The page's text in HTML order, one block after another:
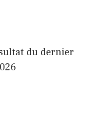
du dernier